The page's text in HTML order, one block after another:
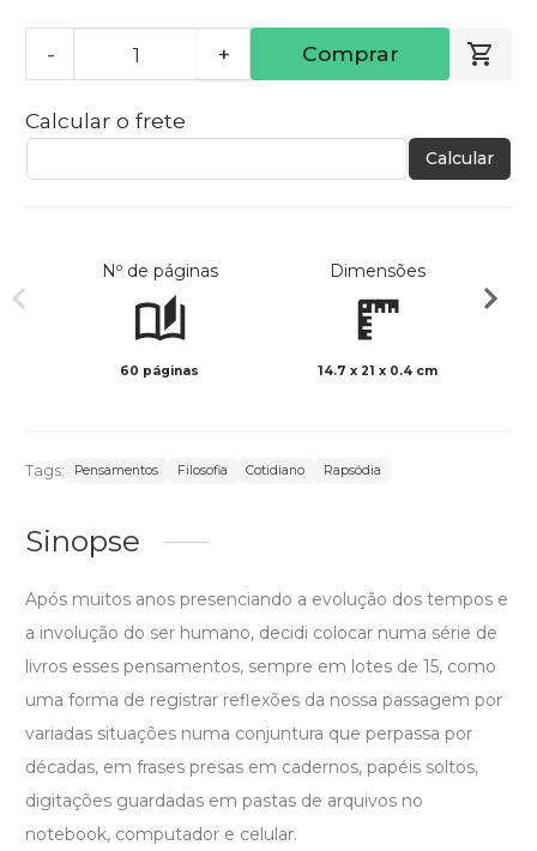
- + Comprar
Calcular o frete
Calcular
Nº de páginas
60 páginas
Dimensões
14.7 x 21 x 0.4 cm
Tags: Pensamentos Filosofia Cotidiano Rapsódia
Sinopse
Após muitos anos presenciando a evolução dos tempos e
a involução do ser humano, decidi colocar numa série de
livros esses pensamentos, sempre em lotes de 15, como
uma forma de registrar reflexões da nossa passagem por
variadas situações numa conjuntura que perpassa por
décadas, em frases presas em cadernos, papéis soltos,
digitações guardadas em pastas de arquivos no
notebook, computador e celular.